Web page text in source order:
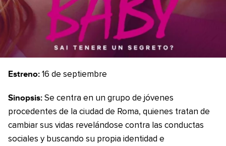
Estreno: 16 de septiembre
Sinopsis: Se centra en un grupo de jóvenes
procedentes de la ciudad de Roma, quienes tratan de
cambiar sus vidas revelándose contra las conductas
sociales y buscando su propia identidad e